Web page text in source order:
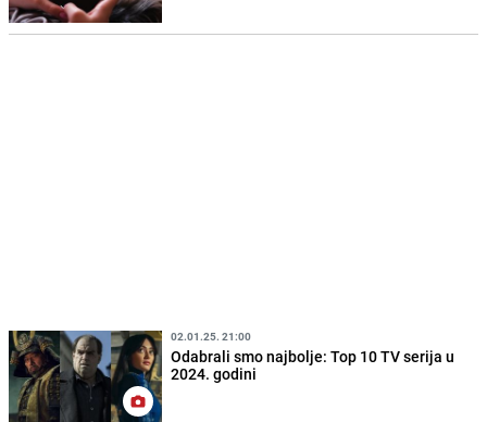
02.01.25. 21:00
Odabrali smo najbolje: Top 10 TV serija u
2024. godini